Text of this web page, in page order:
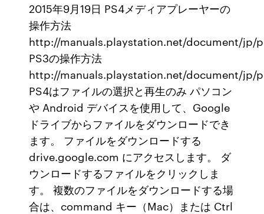
2015年9月19日 PS4メディアプレーヤーの
操作方法
http://manuals.playstation.net/document/jp/
PS3の操作方法
http://manuals.playstation.net/document/jp/
PS4はファイルの選択と再生のみ パソコン
や Android デバイスを使用して、Google
ドライブからファイルをダウンロードでき
ます。 ファイルをダウンロードする
drive.google.com にアクセスします。 ダ
ウンロードするファイルをクリックしま
す。 複数のファイルをダウンロードする場
合は、command キー（Mac）または Ctrl